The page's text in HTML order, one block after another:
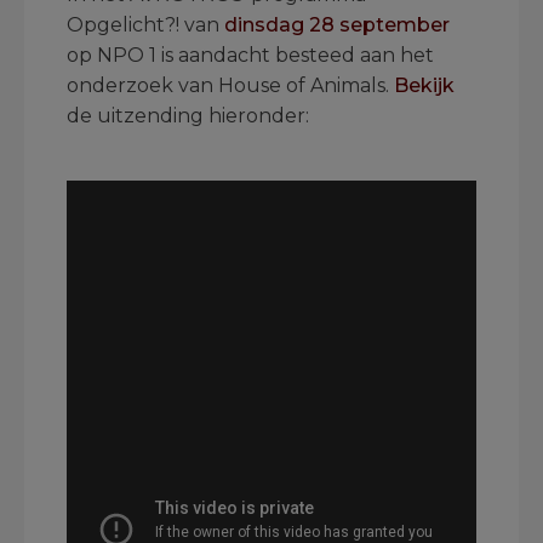
Opgelicht?! van dinsdag 28 september
op NPO 1 is aandacht besteed aan het
onderzoek van House of Animals. Bekijk
de uitzending hieronder: